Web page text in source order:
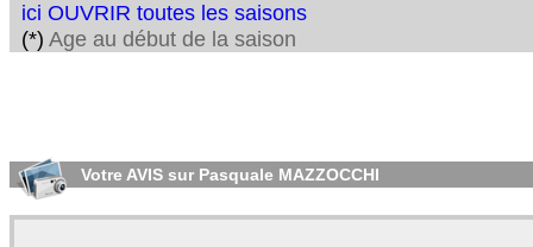
ici OUVRIR toutes les saisons
(*) Age au début de la saison
Votre AVIS sur Pasquale MAZZOCCHI